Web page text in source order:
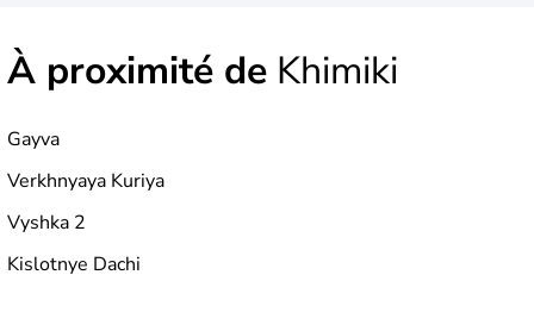
À proximité de Khimiki
Gayva
Verkhnyaya Kuriya
Vyshka 2
Kislotnye Dachi